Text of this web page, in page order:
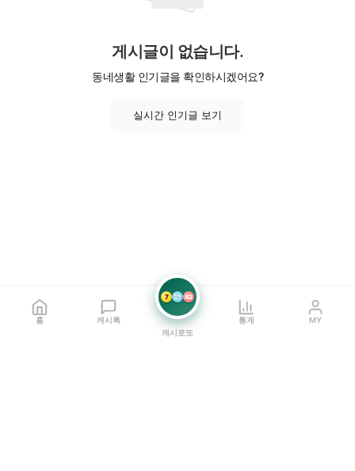
게시글이 없습니다.
동네생활 인기글을 확인하시겠어요?
실시간 인기글 보기
홈 캐시톡
7 21 42
캐시로또
통계 MY